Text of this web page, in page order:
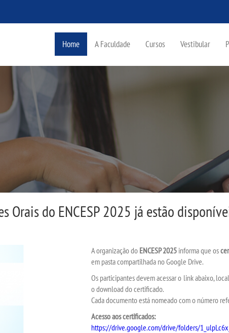
Home A Faculdade Cursos Vestibular
Orais do ENCESP 2025 já estão
A organização do ENCESP 2025 informa que os
em pasta compartilhada no Google Drive.
Os participantes devem acessar o link abaixo,
o download do certificado.
Cada documento está nomeado com o número
Acesso aos certificados:
https://drive.google.com/drive/folders/